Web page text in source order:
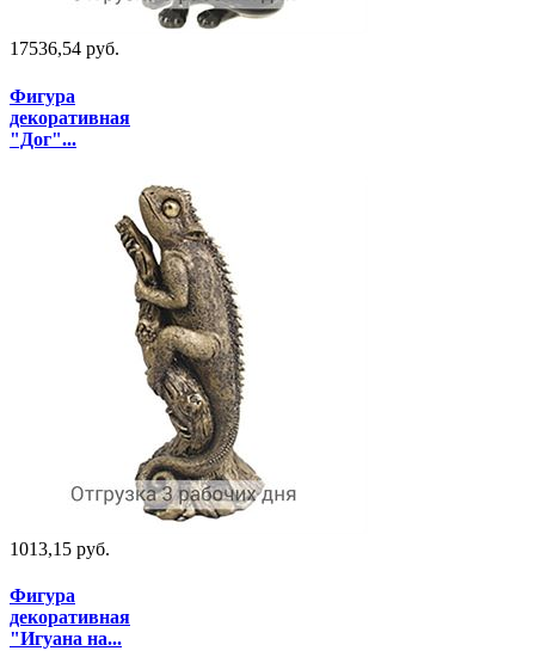
17536,54 руб.
Фигура
декоративная
"Дог"...
1013,15 руб.
Фигура
декоративная
"Игуана на...